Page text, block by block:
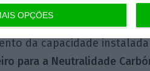
OPÇÕES
conta que a eventual
para que
da capacidade
para a Neutralidade